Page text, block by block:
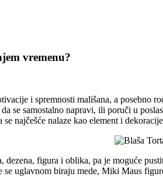
vremenu?
i spremnosti mališana, a posebno
se samostalno napravi, ili poruči u
najčešće nalaze kao element i
dezena, figura i oblika, pa je moguće
uglavnom biraju mede, Miki Maus